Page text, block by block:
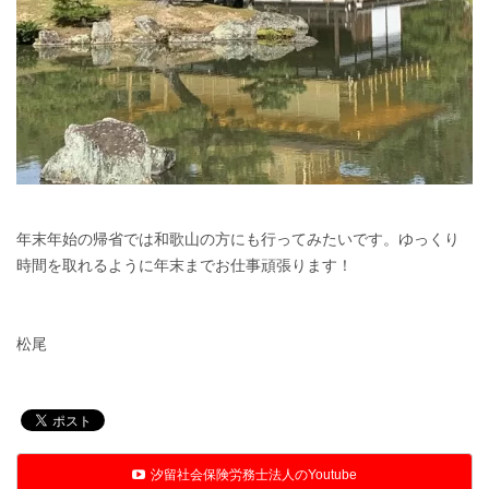
年末年始の帰省では和歌山の方にも行ってみたいです。ゆっくり
時間を取れるように年末までお仕事頑張ります！
松尾
汐留社会保険労務士法人のYoutube